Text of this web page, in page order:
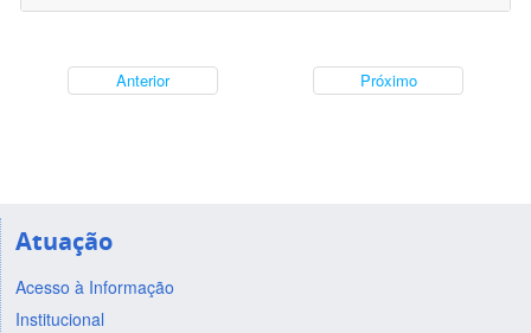
Anterior Próximo
Atuação
Acesso à Informação
Institucional